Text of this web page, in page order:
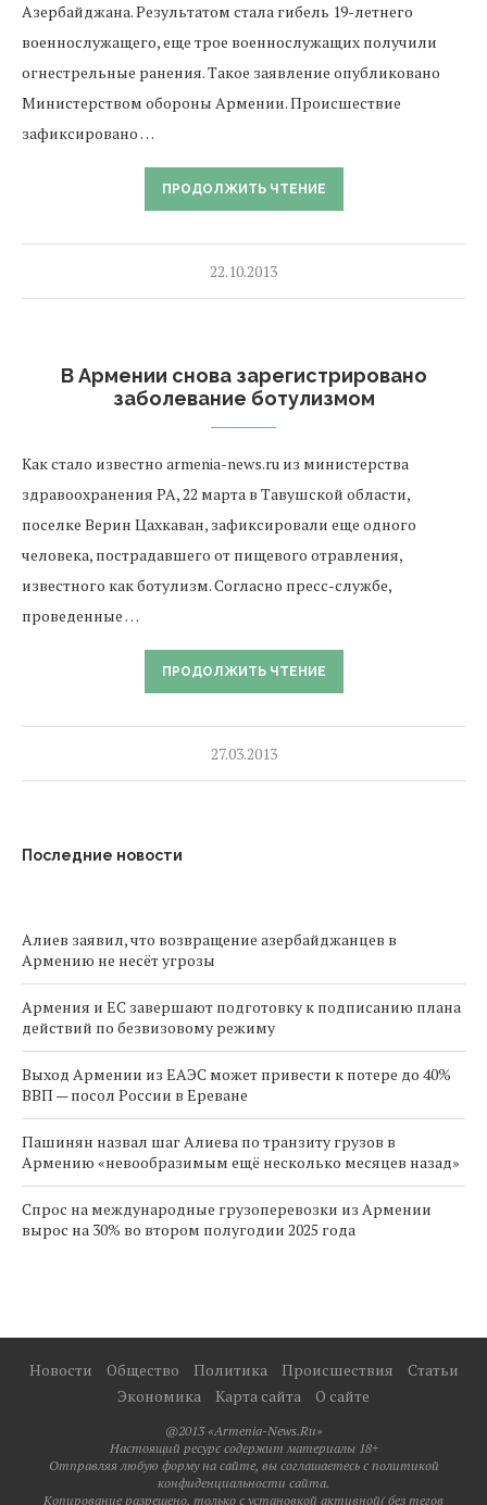
Азербайджана. Результатом стала гибель 19-летнего
военнослужащего, еще трое военнослужащих получили
огнестрельные ранения. Такое заявление опубликовано
Министерством обороны Армении. Происшествие
зафиксировано …
ПРОДОЛЖИТЬ ЧТЕНИЕ
22.10.2013
В Армении снова зарегистрировано
заболевание ботулизмом
Как стало известно armenia-news.ru из министерства
здравоохранения РА, 22 марта в Тавушской области,
поселке Верин Цахкаван, зафиксировали еще одного
человека, пострадавшего от пищевого отравления,
известного как ботулизм. Согласно пресс-службе,
проведенные …
ПРОДОЛЖИТЬ ЧТЕНИЕ
27.03.2013
Последние новости
Алиев заявил, что возвращение азербайджанцев в
Армению не несёт угрозы
Армения и ЕС завершают подготовку к подписанию плана
действий по безвизовому режиму
Выход Армении из ЕАЭС может привести к потере до 40%
ВВП — посол России в Ереване
Пашинян назвал шаг Алиева по транзиту грузов в
Армению «невообразимым ещё несколько месяцев назад»
Спрос на международные грузоперевозки из Армении
вырос на 30% во втором полугодии 2025 года
Новости Общество Политика Происшествия
Статьи
Экономика
Карта сайта О сайте
@2013 «Armenia-News.Ru»
Настоящий ресурс содержит материалы 18+
Отправляя любую форму на сайте, вы соглашаетесь с политикой
конфиденциальности сайта.
Копирование разрешено, только с установкой активной( без тегов